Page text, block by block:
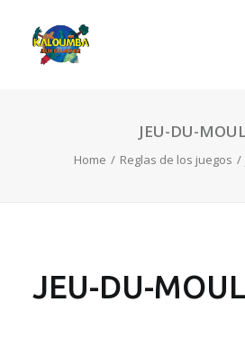
ACTIVIDADES
JEU-DU-
Home Reglas de los juegos
JEU-DU-